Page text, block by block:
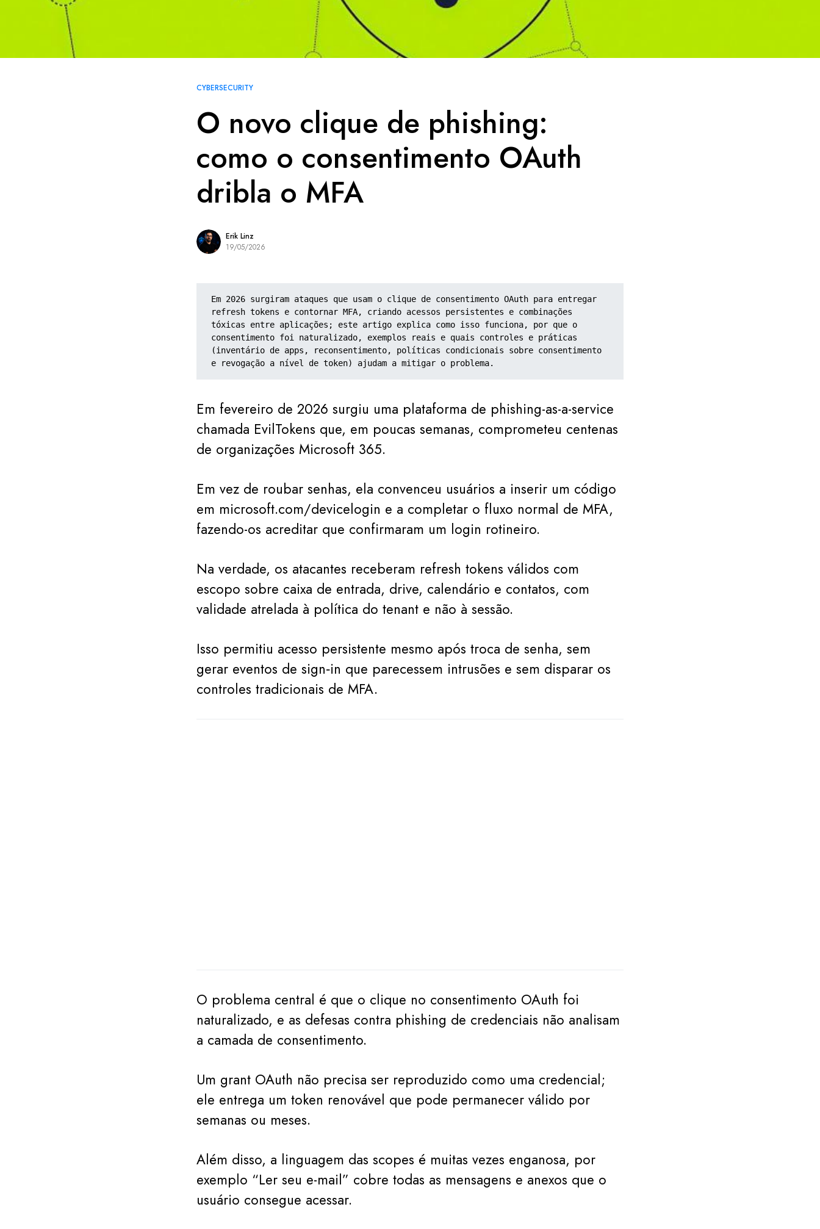
CYBERSECURITY
O novo clique de phishing:
como o consentimento OAuth
dribla o MFA
Erik Linz
19/05/2026
Em 2026 surgiram ataques que usam o clique de consentimento OAuth para entregar
refresh tokens e contornar MFA, criando acessos persistentes e combinações
tóxicas entre aplicações; este artigo explica como isso funciona, por que o
consentimento foi naturalizado, exemplos reais e quais controles e práticas
(inventário de apps, reconsentimento, políticas condicionais sobre consentimento
e revogação a nível de token) ajudam a mitigar o problema.
Em fevereiro de 2026 surgiu uma plataforma de phishing-as-a-service
chamada EvilTokens que, em poucas semanas, comprometeu centenas
de organizações Microsoft 365.
Em vez de roubar senhas, ela convenceu usuários a inserir um código
em microsoft.com/devicelogin e a completar o fluxo normal de MFA,
fazendo-os acreditar que confirmaram um login rotineiro.
Na verdade, os atacantes receberam refresh tokens válidos com
escopo sobre caixa de entrada, drive, calendário e contatos, com
validade atrelada à política do tenant e não à sessão.
Isso permitiu acesso persistente mesmo após troca de senha, sem
gerar eventos de sign‑in que parecessem intrusões e sem disparar os
controles tradicionais de MFA.
O problema central é que o clique no consentimento OAuth foi
naturalizado, e as defesas contra phishing de credenciais não analisam
a camada de consentimento.
Um grant OAuth não precisa ser reproduzido como uma credencial;
ele entrega um token renovável que pode permanecer válido por
semanas ou meses.
Além disso, a linguagem das scopes é muitas vezes enganosa, por
exemplo “Ler seu e-mail” cobre todas as mensagens e anexos que o
usuário consegue acessar.